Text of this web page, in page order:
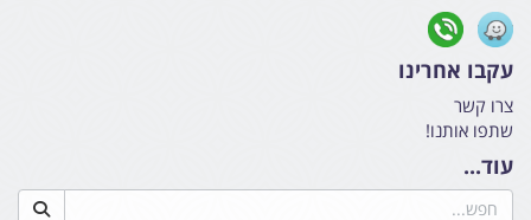
עקבו אחרינו
צרו קשר
שתפו אותנו!
עוד...